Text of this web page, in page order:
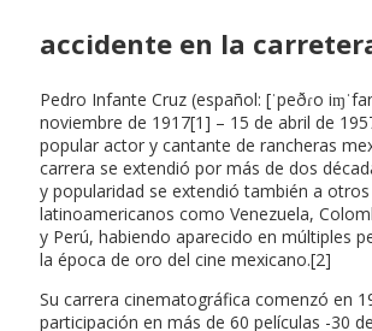
accidente en la
Pedro Infante Cruz (español: [ˈpeðɾo
noviembre de 1917[1] – 15 de abril de
popular actor y cantante de rancheras
carrera se extendió por más de dos
y popularidad se extendió también a otros
latinoamericanos como Venezuela,
y Perú, habiendo aparecido en múltiples
la época de oro del cine mexicano.[2]
Su carrera cinematográfica comenzó en
participación en más de 60 películas -30